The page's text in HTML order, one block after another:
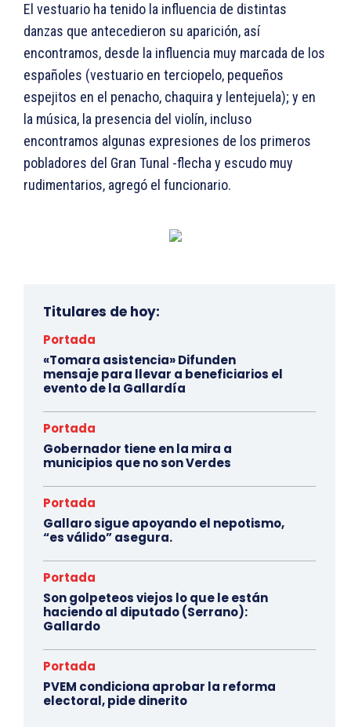
El vestuario ha tenido la influencia de distintas
danzas que antecedieron su aparición, así
encontramos, desde la influencia muy marcada de los
españoles (vestuario en terciopelo, pequeños
espejitos en el penacho, chaquira y lentejuela); y en
la música, la presencia del violín, incluso
encontramos algunas expresiones de los primeros
pobladores del Gran Tunal -flecha y escudo muy
rudimentarios, agregó el funcionario.
Titulares de hoy:
Portada
«Tomara asistencia» Difunden
mensaje para llevar a beneficiarios el
evento de la Gallardía
Portada
Gobernador tiene en la mira a
municipios que no son Verdes
Portada
Gallaro sigue apoyando el nepotismo,
“es válido” asegura.
Portada
Son golpeteos viejos lo que le están
haciendo al diputado (Serrano):
Gallardo
Portada
PVEM condiciona aprobar la reforma
electoral, pide dinerito